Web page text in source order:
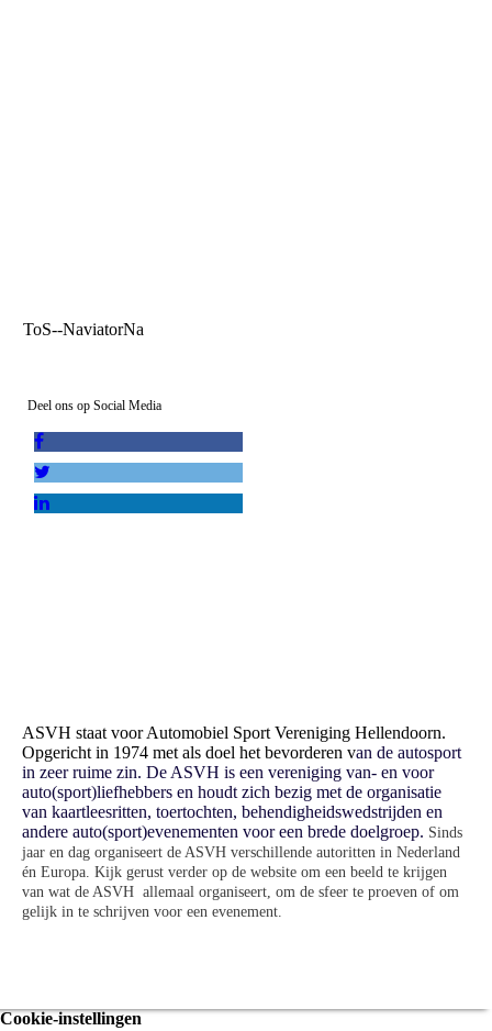
ToS--NaviatorNa
Deel ons op Social Media
ASVH staat voor Automobiel Sport Vereniging Hellendoorn.
Opgericht in 1974 met als doel het bevorderen van de autosport
in zeer ruime zin. De ASVH is een vereniging van- en voor
auto(sport)liefhebbers en houdt zich bezig met de organisatie
van kaartleesritten, toertochten, behendigheidswedstrijden en
andere auto(sport)evenementen voor een brede doelgroep. Sinds
jaar en dag organiseert de ASVH verschillende autoritten in Nederland
én Europa. Kijk gerust verder op de website om een beeld te krijgen
van wat de ASVH allemaal organiseert, om de sfeer te proeven of om
gelijk in te schrijven voor een evenement.
Cookie-instellingen